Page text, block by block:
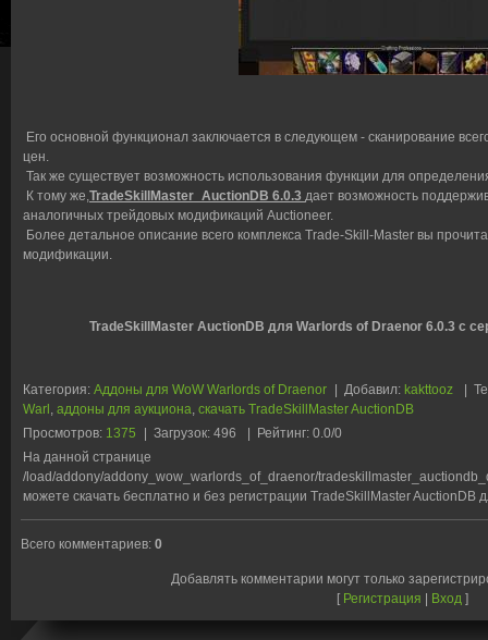
Его основной функционал заключается в следующем - сканирование
цен.
Так же существует возможность использования функции для
К тому же, TradeSkillMaster_AuctionDB 6.0.3 дает возможность
аналогичных трейдовых модификаций Auctioneer.
Более детальное описание всего комплекса Trade-Skill-Master вы
модификации.
TradeSkillMaster AuctionDB для Warlords of Draenor 6.0.3 с
Категория: Аддоны для WoW Warlords of Draenor | Добавил: kakttooz |
Warl аддоны для аукциона скачать TradeSkillMaster AuctionDB
Просмотров: 1375 | Загрузок: 496 | Рейтинг: 0.0/0
На данной странице
/load/addony/addony_wow_warlords_of_draenor/
можете скачать бесплатно и без регистрации TradeSkillMaster AuctionDB
Всего комментариев: 0
Добавлять комментарии могут только
[ Регистрация | Вход ]